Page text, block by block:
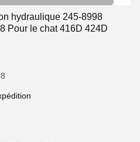
hydraulique 245-8998
Pour le chat 416D 424D